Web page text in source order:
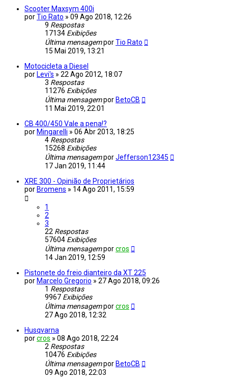
Scooter Maxsym 400i
porTio Rato » 09 Ago 2018, 12:26
9 Respostas
17134 Exibições
Última mensagemporTio Rato
15 Mai 2019, 13:21
Motocicleta a Diesel
por Levi's » 22 Ago 2012, 18:07
3 Respostas
11276 Exibições
Última mensagempor BetoCB
11 Mai 2019, 22:01
CB 400/450 Vale a pena!?
por Mingarelli » 06 Abr 2013, 18:25
4 Respostas
15268 Exibições
Última mensagemporJefferson12345
17 Jan 2019, 11:44
XRE 300 - Opinião de Proprietários
por Bromens » 14 Ago 2011, 15:59
1
2
3
22 Respostas
57604 Exibições
Última mensagemporcros
14 Jan 2019, 12:59
Pistonete do freio dianteiro da XT 225
por Marcelo Gregorio » 27 Ago 2018, 09:26
1 Respostas
9967 Exibições
Última mensagemporcros
27 Ago 2018, 12:32
Husqvarna
porcros » 08 Ago 2018, 22:24
2 Respostas
10476 Exibições
Última mensagempor BetoCB
09 Ago 2018, 22:03